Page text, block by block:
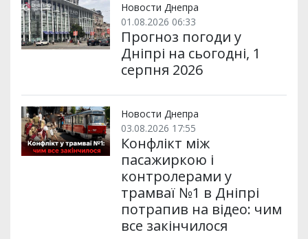
Новости Днепра
01.08.2026 06:33
Прогноз погоди у
Дніпрі на сьогодні, 1
серпня 2026
Новости Днепра
03.08.2026 17:55
Конфлікт між
пасажиркою і
контролерами у
трамваї №1 в Дніпрі
потрапив на відео: чим
все закінчилося